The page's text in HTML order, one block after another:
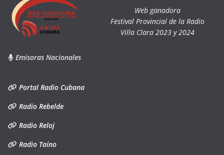
Web ganadora
Festival Provincial de la Radio
Villa Clara 2023 y 2024
Emisoras Nacionales
Portal Radio Cubana
Radio Rebelde
Radio Reloj
Radio Taíno